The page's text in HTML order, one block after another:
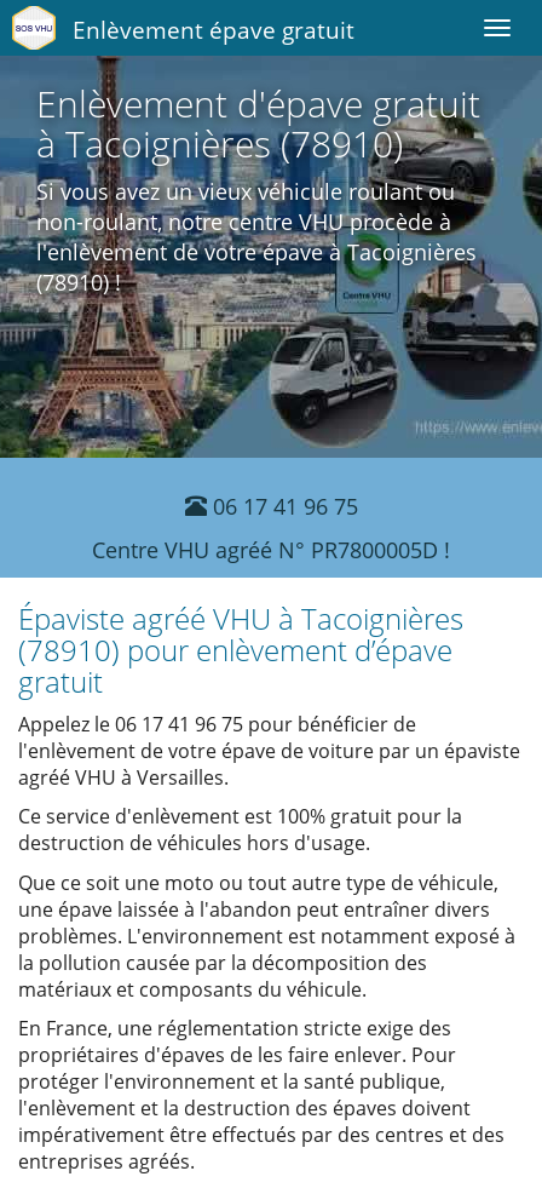
Enlèvement épave gratuit
Enlèvement d'épave gratuit
à Tacoignières (78910)
Si vous avez un vieux véhicule roulant ou
non-roulant, notre centre VHU procède à
l'enlèvement de votre épave à Tacoignières
(78910) !
06 17 41 96 75
Centre VHU agréé N° PR7800005D !
Épaviste agréé VHU à Tacoignières
(78910) pour enlèvement d’épave
gratuit
Appelez le 06 17 41 96 75 pour bénéficier de
l'enlèvement de votre épave de voiture par un épaviste
agréé VHU à Versailles.
Ce service d'enlèvement est 100% gratuit pour la
destruction de véhicules hors d'usage.
Que ce soit une moto ou tout autre type de véhicule,
une épave laissée à l'abandon peut entraîner divers
problèmes. L'environnement est notamment exposé à
la pollution causée par la décomposition des
matériaux et composants du véhicule.
En France, une réglementation stricte exige des
propriétaires d'épaves de les faire enlever. Pour
protéger l'environnement et la santé publique,
l'enlèvement et la destruction des épaves doivent
impérativement être effectués par des centres et des
entreprises agréés.